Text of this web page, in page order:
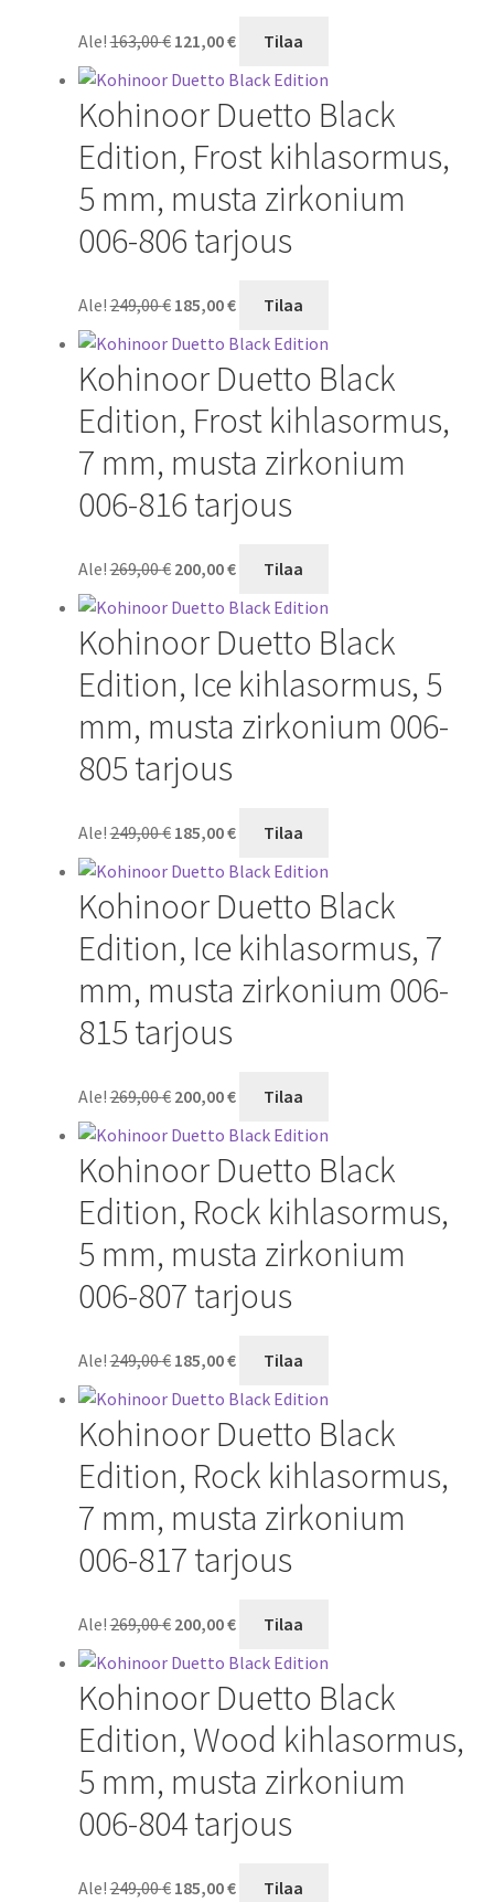
Ale!163,00€
hinta
oli:
163,00 €.
121,00€
on:
121,00 €.
Tilaa
Kohinoor Duetto Black
Edition, Frost kihlasormus,
5 mm, musta zirkonium
006-806 tarjous
Ale!249,00€
hinta
oli:
249,00 €.
185,00€
on:
185,00 €.
Tilaa
Kohinoor Duetto Black
Edition, Frost kihlasormus,
7 mm, musta zirkonium
006-816 tarjous
Ale!269,00€
hinta
oli:
269,00 €.
200,00€
on:
200,00 €.
Tilaa
Kohinoor Duetto Black
Edition, Ice kihlasormus, 5
mm, musta zirkonium 006-
805 tarjous
Ale!249,00€
hinta
oli:
249,00 €.
185,00€
on:
185,00 €.
Tilaa
Kohinoor Duetto Black
Edition, Ice kihlasormus, 7
mm, musta zirkonium 006-
815 tarjous
Ale!269,00€
hinta
oli:
269,00 €.
200,00€
on:
200,00 €.
Tilaa
Kohinoor Duetto Black
Edition, Rock kihlasormus,
5 mm, musta zirkonium
006-807 tarjous
Ale!249,00€
hinta
oli:
249,00 €.
185,00€
on:
185,00 €.
Tilaa
Kohinoor Duetto Black
Edition, Rock kihlasormus,
7 mm, musta zirkonium
006-817 tarjous
Ale!269,00€
hinta
oli:
269,00 €.
200,00€
on:
200,00 €.
Tilaa
Kohinoor Duetto Black
Edition, Wood kihlasormus,
5 mm, musta zirkonium
006-804 tarjous
Ale!249,00€ 185,00€ Tilaa